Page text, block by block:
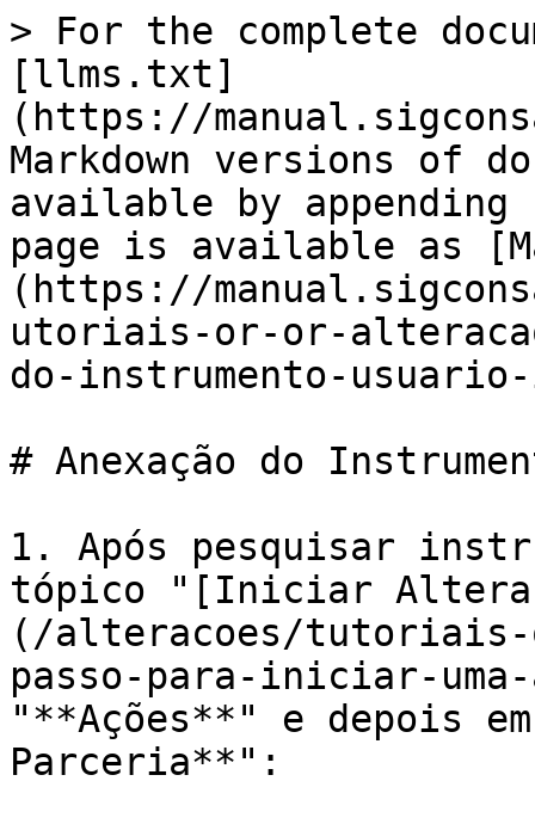
> For the complete
[llms.txt]
(https://
Markdown versions of
available by
page is available as
(https://
utoriais-or-or-
do-instrumento-
# Anexação do
1. Após pesquisar
tópico "[Iniciar
(/alteracoes/
passo-para-iniciar-
"**Ações**" e depois
Parceria**":